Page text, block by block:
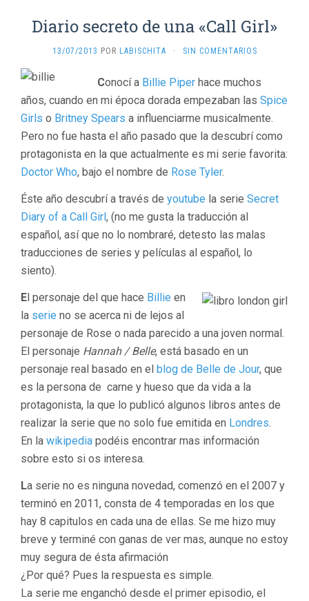
Diario secreto de una «Call Girl»
13/07/2013 POR LABISCHITA · SIN COMENTARIOS
Conocí a Billie Piper hace muchos
años, cuando en mi época dorada empezaban las Spice
Girls o Britney Spears a influenciarme musicalmente.
Pero no fue hasta el año pasado que la descubrí como
protagonista en la que actualmente es mi serie favorita:
Doctor Who, bajo el nombre de Rose Tyler.
Éste año descubrí a través de youtube la serie Secret
Diary of a Call Girl, (no me gusta la traducción al
español, así que no lo nombraré, detesto las malas
traducciones de series y películas al español, lo
siento).
El personaje del que hace Billie en
la serie no se acerca ni de lejos al
personaje de Rose o nada parecido a una joven normal.
El personaje Hannah / Belle, está basado en un
personaje real basado en el blog de Belle de Jour, que
es la persona de carne y hueso que da vida a la
protagonista, la que lo publicó algunos libros antes de
realizar la serie que no solo fue emitida en Londres.
En la wikipedia podéis encontrar mas información
sobre esto si os interesa.
La serie no es ninguna novedad, comenzó en el 2007 y
terminó en 2011, consta de 4 temporadas en los que
hay 8 capitulos en cada una de ellas. Se me hizo muy
breve y terminé con ganas de ver mas, aunque no estoy
muy segura de ésta afirmación
¿Por qué? Pues la respuesta es simple.
La serie me enganchó desde el primer episodio, el